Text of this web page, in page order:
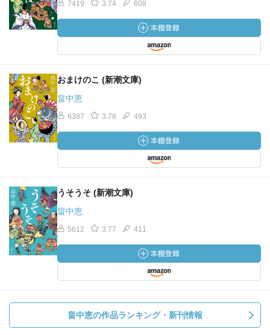
7419 3.74 608
おまけのこ (新潮文庫)
畠中恵
6387 3.78 493
うそうそ (新潮文庫)
畠中恵
5612 3.77 411
畠中恵の作品ランキング・新刊情報